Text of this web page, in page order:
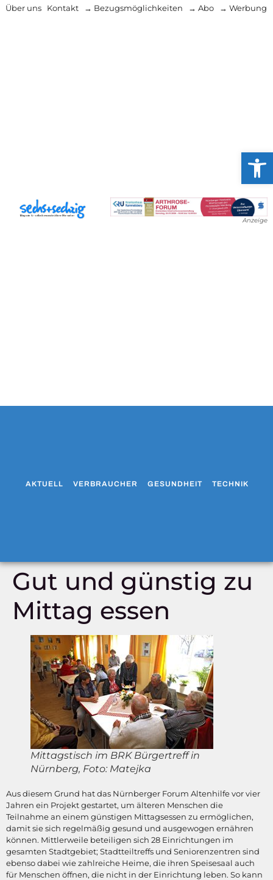
Über uns Kontakt → Bezugsmöglichkeiten → Abo → Werbung
Anzeige
AKTUELL VERBRAUCHER GESUNDHEIT TECHNIK
Gut und günstig zu
Mittag essen
Mittagstisch im BRK Bürgertreff in
Nürnberg, Foto: Matejka
Aus diesem Grund hat das Nürnberger Forum Altenhilfe vor vier
Jahren ein Projekt gestartet, um älteren Menschen die
Teilnahme an einem günstigen Mittagsessen zu ermöglichen,
damit sie sich regelmäßig gesund und ausgewogen ernähren
können. Mittlerweile beteiligen sich 28 Einrichtungen im
gesamten Stadtgebiet; Stadtteiltreffs und Seniorenzentren sind
ebenso dabei wie zahlreiche Heime, die ihren Speisesaal auch
für Menschen öffnen, die nicht in der Einrichtung leben. So kann